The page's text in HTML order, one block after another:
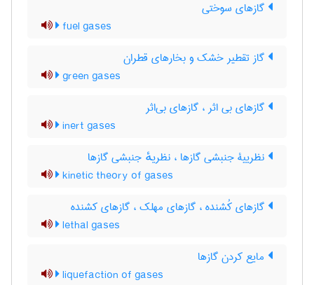
گازهای سوختی
fuel gases
گاز تقطیر خشک و بخارهای قطران
green gases
گازهای بی اثر ، گازهای بی‌اثر
inert gases
نظرییۀ جنبشی گازها ، نظریهٔ جنبشی گازها
kinetic theory of gases
گازهای کُشنده ، گازهای مهلک ، گازهای کشنده
lethal gases
مایع کردن گازها
liquefaction of gases